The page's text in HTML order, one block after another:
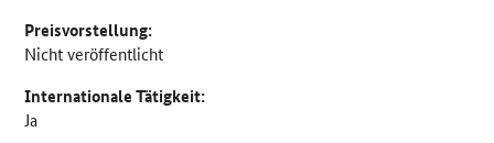
Preisvorstellung:
Nicht veröffentlicht
Internationale Tätigkeit:
Ja